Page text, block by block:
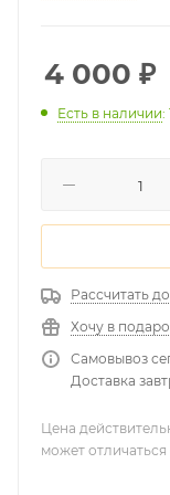
4 000 ₽
Есть в наличии:
Рассчитать
Хочу в
Самовывоз
Доставка
Цена
может